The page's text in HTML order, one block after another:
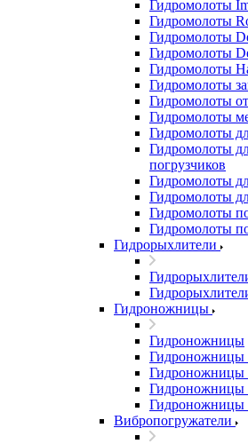
Гидромолоты
Гидромолоты
Гидромолоты
Гидромолоты
Гидромолоты
Гидромолоты
Гидромолоты
Гидромолоты
Гидромолоты
Гидромолоты
погрузчиков
Гидромолоты
Гидромолоты
Гидромолоты
Гидромолоты
Гидрорыхлители
Гидроножницы
Гидроножницы
Гидроножницы
Гидроножницы
Гидроножницы
Гидроножницы
Вибропогружатели